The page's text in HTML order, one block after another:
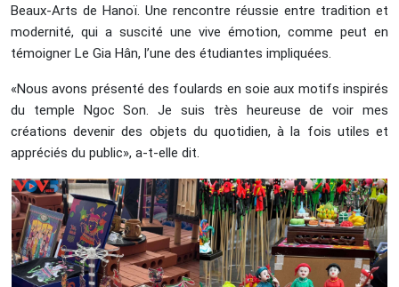
Beaux-Arts de Hanoï. Une rencontre réussie entre tradition et
modernité, qui a suscité une vive émotion, comme peut en
témoigner Le Gia Hân, l’une des étudiantes impliquées.
«Nous avons présenté des foulards en soie aux motifs inspirés
du temple Ngoc Son. Je suis très heureuse de voir mes
créations devenir des objets du quotidien, à la fois utiles et
appréciés du public», a-t-elle dit.